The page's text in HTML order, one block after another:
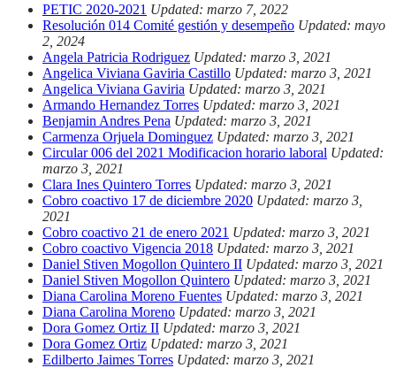
PETIC 2020-2021 Updated: marzo 7, 2022
Resolución 014 Comité gestión y desempeño Updated: mayo
2, 2024
Angela Patricia Rodriguez Updated: marzo 3, 2021
Angelica Viviana Gaviria Castillo Updated: marzo 3, 2021
Angelica Viviana Gaviria Updated: marzo 3, 2021
Armando Hernandez Torres Updated: marzo 3, 2021
Benjamin Andres Pena Updated: marzo 3, 2021
Carmenza Orjuela Dominguez Updated: marzo 3, 2021
Circular 006 del 2021 Modificacion horario laboral Updated:
marzo 3, 2021
Clara Ines Quintero Torres Updated: marzo 3, 2021
Cobro coactivo 17 de diciembre 2020 Updated: marzo 3,
2021
Cobro coactivo 21 de enero 2021 Updated: marzo 3, 2021
Cobro coactivo Vigencia 2018 Updated: marzo 3, 2021
Daniel Stiven Mogollon Quintero II Updated: marzo 3, 2021
Daniel Stiven Mogollon Quintero Updated: marzo 3, 2021
Diana Carolina Moreno Fuentes Updated: marzo 3, 2021
Diana Carolina Moreno Updated: marzo 3, 2021
Dora Gomez Ortiz II Updated: marzo 3, 2021
Dora Gomez Ortiz Updated: marzo 3, 2021
Edilberto Jaimes Torres Updated: marzo 3, 2021